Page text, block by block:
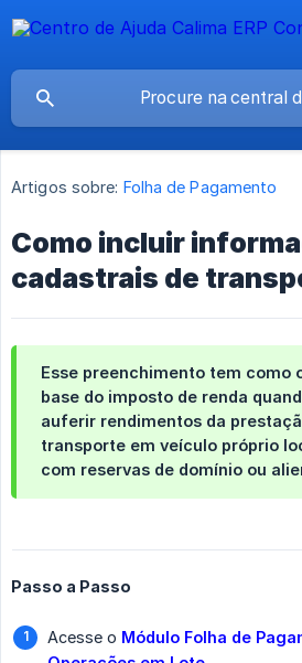
Artigos sobre: Folha de Pagamento
Como incluir
cadastrais de
Esse preenchimento tem como
base do imposto de renda
auferir rendimentos da
transporte em veículo próprio
com reservas de domínio ou
Passo a Passo
Acesse o Módulo Folha de